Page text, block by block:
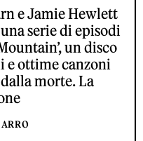
e Jamie Hewlett
serie di episodi
un disco
e ottime canzoni
morte. La